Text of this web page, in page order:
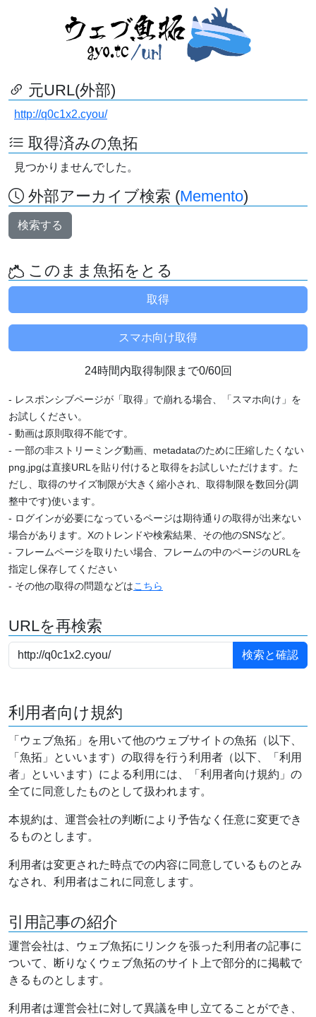
元URL(外部)
http://q0c1x2.cyou/
取得済みの魚拓
見つかりませんでした。
外部アーカイブ検索 (Memento)
検索する
このまま魚拓をとる
24時間内取得制限まで0/60回
- レスポンシブページが「取得」で崩れる場合、「スマホ向け」を
お試しください。
- 動画は原則取得不能です。
- 一部の非ストリーミング動画、metadataのために圧縮したくない
png,jpgは直接URLを貼り付けると取得をお試しいただけます。た
だし、取得のサイズ制限が大きく縮小され、取得制限を数回分(調
整中です)使います。
- ログインが必要になっているページは期待通りの取得が出来ない
場合があります。Xのトレンドや検索結果、その他のSNSなど。
- フレームページを取りたい場合、フレームの中のページのURLを
指定し保存してください
- その他の取得の問題などはこちら
URLを再検索
利用者向け規約
「ウェブ魚拓」を用いて他のウェブサイトの魚拓（以下、
「魚拓」といいます）の取得を行う利用者（以下、「利用
者」といいます）による利用には、「利用者向け規約」の
全てに同意したものとして扱われます。
本規約は、運営会社の判断により予告なく任意に変更でき
るものとします。
利用者は変更された時点での内容に同意しているものとみ
なされ、利用者はこれに同意します。
引用記事の紹介
運営会社は、ウェブ魚拓にリンクを張った利用者の記事に
ついて、断りなくウェブ魚拓のサイト上で部分的に掲載で
きるものとします。
利用者は運営会社に対して異議を申し立てることができ、